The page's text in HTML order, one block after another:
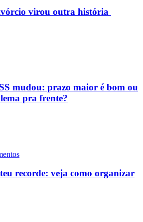
virou outra história
mudou: prazo maior é bom ou
pra frente?
recorde: veja como organizar